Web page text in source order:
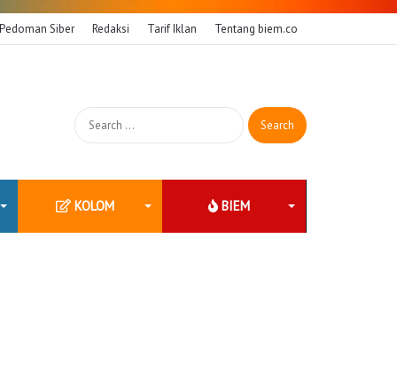
Pedoman Siber Redaksi Tarif Iklan Tentang biem.co
Search
for:
KOLOM BIEM